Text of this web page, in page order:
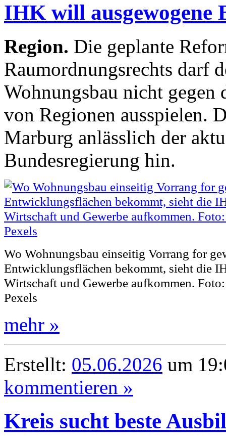
IHK will ausgewogene
Region. Die geplante
Raumordnungsrechts darf
Wohnungsbau nicht
von Regionen ausspielen.
Marburg anlässlich der
Bundesregierung hin.
Wo Wohnungsbau einseitig Vorrang for
Entwicklungsflächen bekommt, sieht die
Wirtschaft und Gewerbe aufkommen.
Pexels
mehr »
Erstellt: 05.06.2026 um
kommentieren »
Kreis sucht beste